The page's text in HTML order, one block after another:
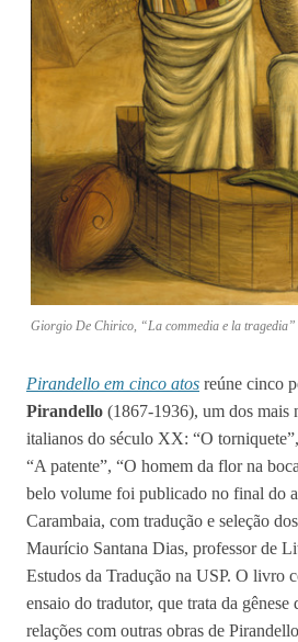
Giorgio De Chirico, “La commedia e la
Pirandello em cinco atos reúne cinco
Pirandello (1867-1936), um dos mais
italianos do século XX: “O
“A patente”, “O homem da flor na
belo volume foi publicado no final do
Carambaia, com tradução e seleção
Maurício Santana Dias, professor de
Estudos da Tradução na USP. O livro
ensaio do tradutor, que trata da gênese
relações com outras obras de